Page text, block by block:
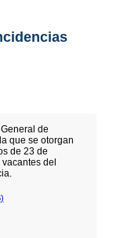
de
que se otorgan
de 23 de
del
)